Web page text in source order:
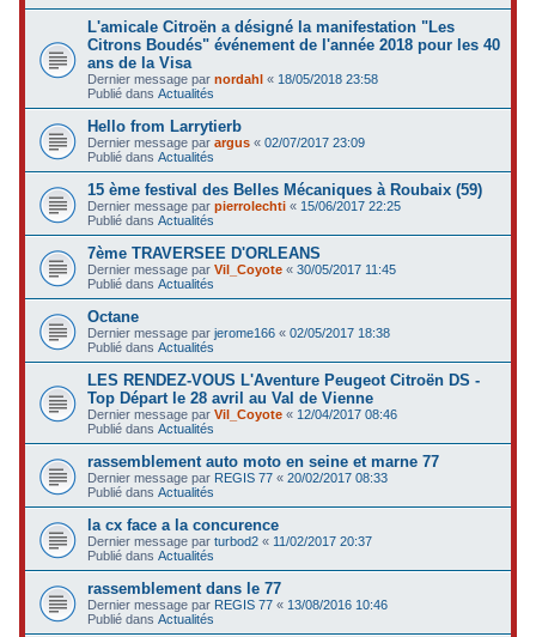
L'amicale Citroën a désigné la manifestation "Les
Citrons Boudés" événement de l'année 2018 pour les 40
ans de la Visa
Dernier message parnordahl « 18/05/2018 23:58
Publié dansActualités
Hello from Larrytierb
Dernier message parargus «02/07/2017 23:09
Publié dansActualités
15 ème festival des Belles Mécaniques à Roubaix (59)
Dernier message parpierrolechti « 15/06/2017 22:25
Publié dansActualités
7ème TRAVERSEE D'ORLEANS
Dernier message parVil_Coyote «30/05/2017 11:45
Publié dansActualités
Octane
Dernier message parjerome166 «02/05/2017 18:38
Publié dansActualités
LES RENDEZ-VOUS L'Aventure Peugeot Citroën DS -
Top Départ le 28 avril au Val de Vienne
Dernier message parVil_Coyote « 12/04/2017 08:46
Publié dansActualités
rassemblement auto moto en seine et marne 77
Dernier message par REGIS 77 «20/02/2017 08:33
Publié dansActualités
la cx face a la concurence
Dernier message parturbod2 « 11/02/2017 20:37
Publié dansActualités
rassemblement dans le 77
Dernier message par REGIS 77 « 13/08/2016 10:46
Publié dansActualités